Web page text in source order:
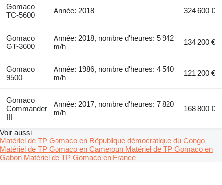
Gomaco
TC-5600
Année: 2018 324 600 €
Gomaco
GT-3600
Année: 2018, nombre d'heures: 5 942
m/h
134 200 €
Gomaco
9500
Année: 1986, nombre d'heures: 4 540
m/h
121 200 €
Gomaco
Commander
III
Année: 2017, nombre d'heures: 7 820
m/h
168 800 €
Voir aussi
Matériel de TP Gomaco en République démocratique du Congo
Matériel de TP Gomaco en Cameroun Matériel de TP Gomaco en
Gabon Matériel de TP Gomaco en France